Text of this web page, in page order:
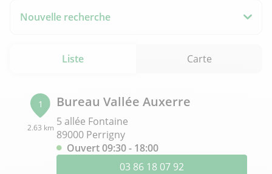
Nouvelle recherche
Liste Carte
1
2.63 km
Bureau Vallée Auxerre
5 allée Fontaine
89000 Perrigny
Ouvert 09:30 - 18:00
03 86 18 07 92